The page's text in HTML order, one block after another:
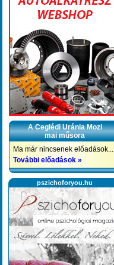
A Ceglédi Uránia Mozi
mai műsora
Ma már nincsenek előadások...
További előadások »
pszichoforyou.hu